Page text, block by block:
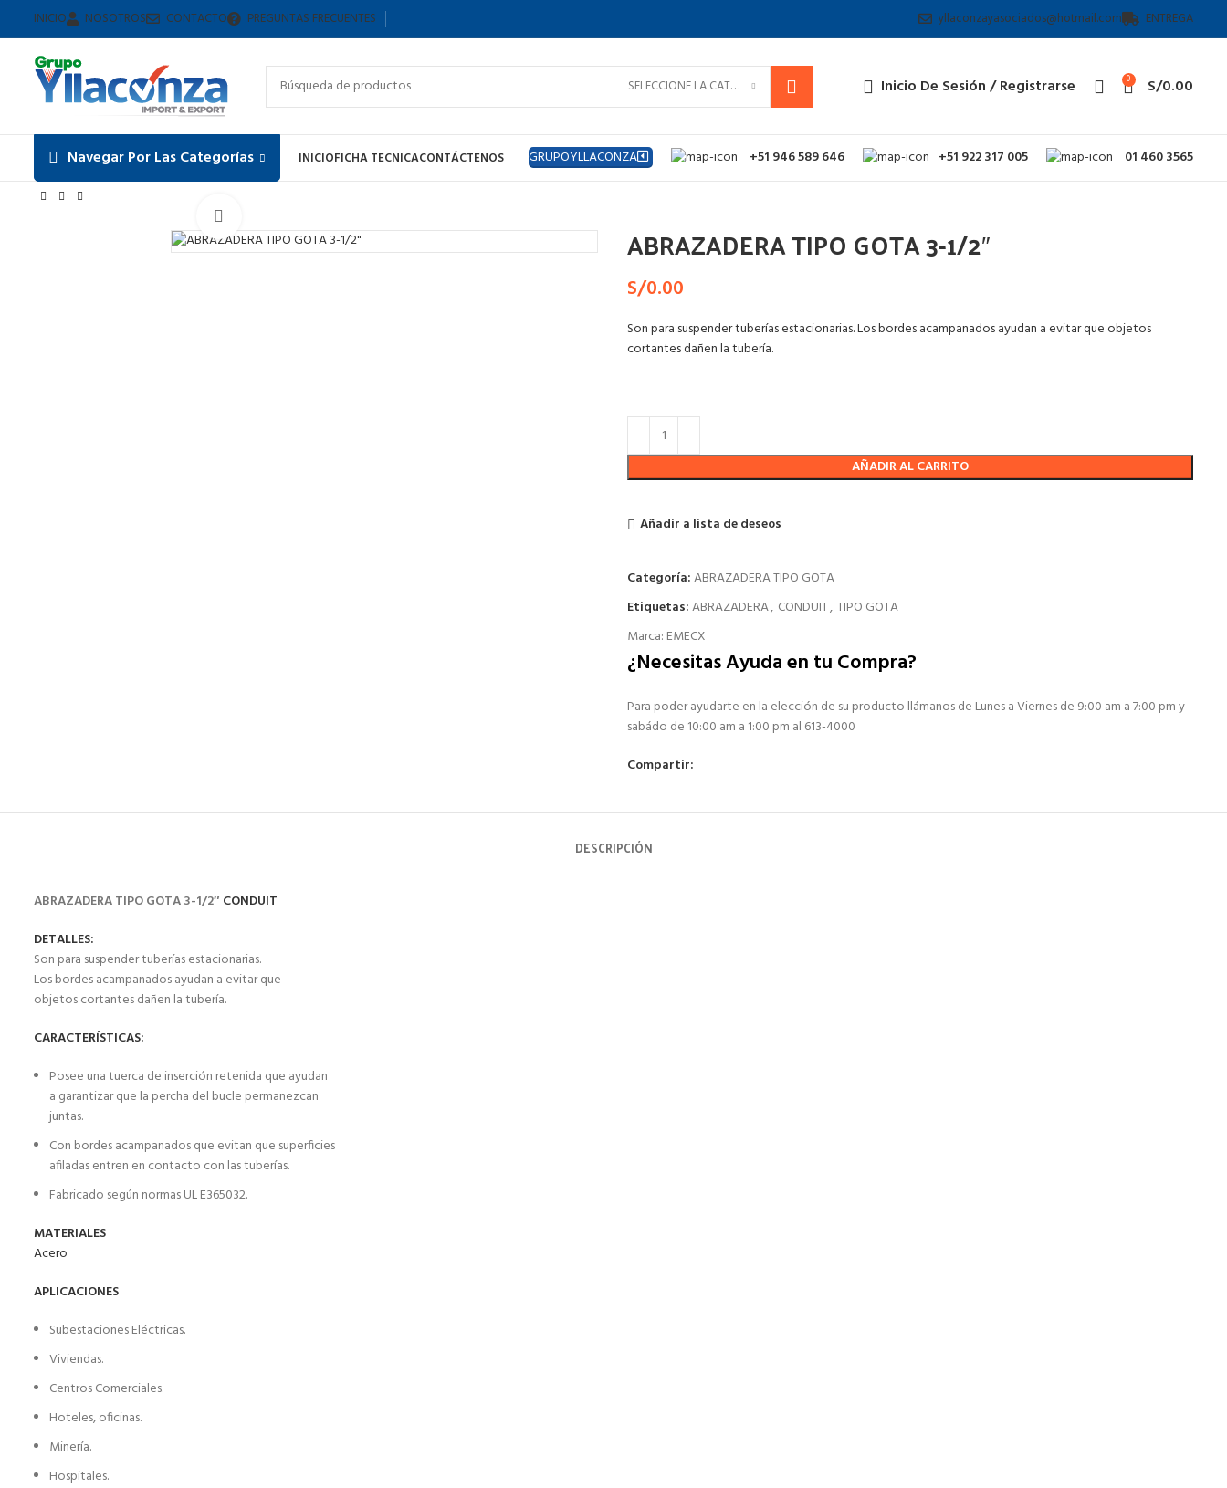
INICIO NOSOTROS CONTACTO PREGUNTAS FRECUENTES yllaconzayasociados@hotmail.com ENTREGA
SELECCIONE LA CATEGORÍA Inicio De Sesión / Registrarse 0 S/0.00
Navegar Por Las Categorías INICIOFICHA TECNICACONTÁCTENOS GRUPOYLLACONZA +51 946 589 646 +51 922 317 005 01 460 3565
Inicio ABRAZADERA TIPO GOTA
ABRAZADERA TIPO GOTA 3-1/2″
ABRAZADERA TIPO GOTA 3-1/2″
S/0.00
Son para suspender tuberías estacionarias. Los bordes acampanados ayudan a evitar que objetos
cortantes dañen la tubería.
AÑADIR AL CARRITO
Añadir a lista de deseos
Categoría:ABRAZADERA TIPO GOTA
Etiquetas:ABRAZADERA, CONDUIT, TIPO GOTA
Marca: EMECX
¿Necesitas Ayuda en tu Compra?
Para poder ayudarte en la elección de su producto llámanos de Lunes a Viernes de 9:00 am a 7:00 pm y
sabádo de 10:00 am a 1:00 pm al 613-4000
Compartir:
DESCRIPCIÓN
ABRAZADERA TIPO GOTA 3-1/2″CONDUIT
DETALLES:
Son para suspender tuberías estacionarias.
Los bordes acampanados ayudan a evitar que
objetos cortantes dañen la tubería.
CARACTERÍSTICAS:
Posee una tuerca de inserción retenida que ayudan
a garantizar que la percha del bucle permanezcan
juntas.
Con bordes acampanados que evitan que superficies
afiladas entren en contacto con las tuberías.
Fabricado según normas UL E365032.
MATERIALES
Acero
APLICACIONES
Subestaciones Eléctricas.
Viviendas.
Centros Comerciales.
Hoteles, oficinas.
Minería.
Hospitales.